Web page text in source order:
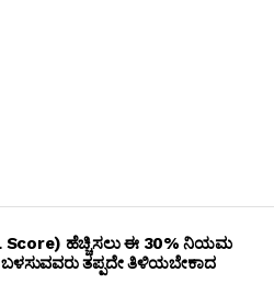
Score) ಹೆಚ್ಚಿಸಲು ಈ 30% ನಿಯಮ
ತಪ್ಪದೇ ತಿಳಿಯಬೇಕಾದ